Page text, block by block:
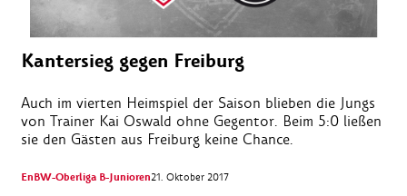
Kantersieg gegen Freiburg
Auch im vierten Heimspiel der Saison blieben die Jungs
von Trainer Kai Oswald ohne Gegentor. Beim 5:0 ließen
sie den Gästen aus Freiburg keine Chance.
EnBW-Oberliga B-Junioren21. Oktober 2017